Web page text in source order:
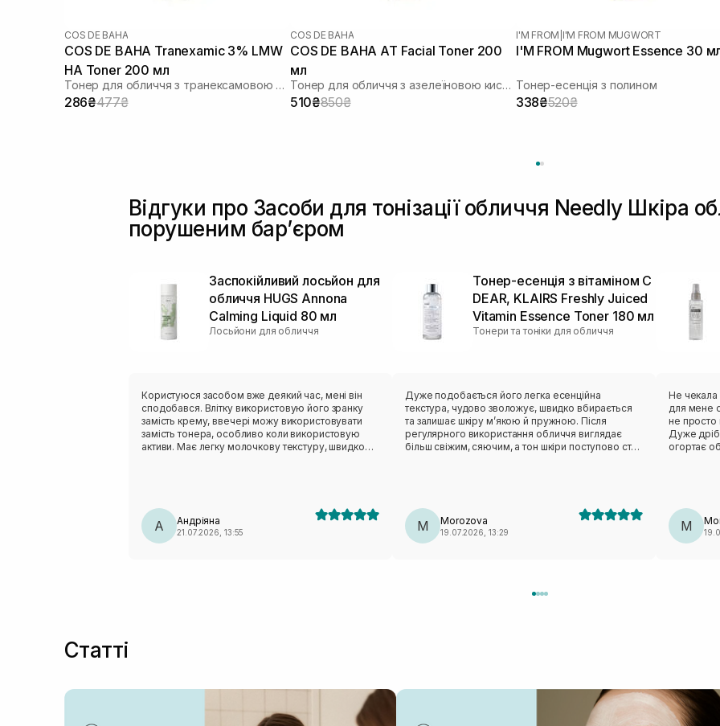
COS DE BAHA
COS DE BAHA Tranexamic 3% LMW
HA Toner 200 мл
Тонер для обличчя з транексамовою кислотою
286₴477₴
COS DE BAHA
COS DE BAHA AT Facial Toner 200
мл
Тонер для обличчя з азелеїновою кислотою
510₴850₴
I'M FROM I'M FROM MUGWORT
I'M FROM Mugwort Essence 30
Тонер-есенція з полином
338₴520₴
Відгуки про Засоби для тонізації обличчя Needly Шкіра
порушеним барʼєром
Заспокійливий лосьйон для
обличчя HUGS Annona
Calming Liquid 80 мл
Лосьйони для обличчя
Користуюся засобом вже деякий час, мені він
сподобався. Влітку використовую його зранку
замість крему, ввечері можу використовувати
замість тонера, особливо коли використовую
активи. Має легку молочкову текстуру, швидко
А Андріяна
21.07.2026, 13:55
Тонер-есенція з вітаміном C
DEAR, KLAIRS Freshly Juiced
Vitamin Essence Toner 180 мл
Тонери та тоніки для обличчя
Дуже подобається його легка есенційна
текстура, чудово зволожує, швидко вбирається
та залишає шкіру м’якою й пружною. Після
регулярного використання обличчя виглядає
більш свіжим, сяючим, а тон шкіри поступово стає
M Morozova
19.07.2026, 13:29
Не чекала
для мене
не просто
Дуже
огортає
після
освіжити
M
Статті